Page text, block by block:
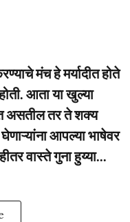
मंच हे मर्यादीत होते
आता या खुल्या
असतील तर ते शक्य
आपल्या भाषेवर
वास्ते गुना हुय्या...